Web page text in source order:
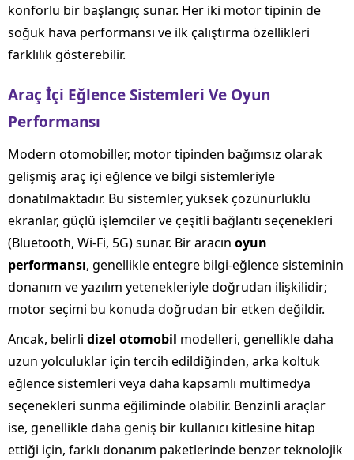
konforlu bir başlangıç sunar. Her iki motor tipinin de
soğuk hava performansı ve ilk çalıştırma özellikleri
farklılık gösterebilir.
Araç İçi Eğlence Sistemleri Ve Oyun
Performansı
Modern otomobiller, motor tipinden bağımsız olarak
gelişmiş araç içi eğlence ve bilgi sistemleriyle
donatılmaktadır. Bu sistemler, yüksek çözünürlüklü
ekranlar, güçlü işlemciler ve çeşitli bağlantı seçenekleri
(Bluetooth, Wi-Fi, 5G) sunar. Bir aracın oyun
performansı, genellikle entegre bilgi-eğlence sisteminin
donanım ve yazılım yetenekleriyle doğrudan ilişkilidir;
motor seçimi bu konuda doğrudan bir etken değildir.
Ancak, belirli dizel otomobil modelleri, genellikle daha
uzun yolculuklar için tercih edildiğinden, arka koltuk
eğlence sistemleri veya daha kapsamlı multimedya
seçenekleri sunma eğiliminde olabilir. Benzinli araçlar
ise, genellikle daha geniş bir kullanıcı kitlesine hitap
ettiği için, farklı donanım paketlerinde benzer teknolojik